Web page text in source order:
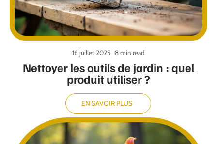
Nettoyer les outils de jardin : quel
produit utiliser ?
16 juillet 2025 8 min read
EN SAVOIR PLUS